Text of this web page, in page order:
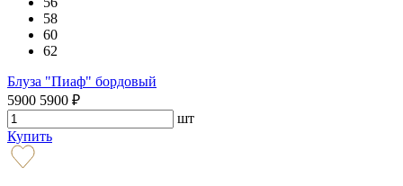
58
60
62
Блуза "Пиаф" бордовый
5900 5900 ₽
шт
Купить